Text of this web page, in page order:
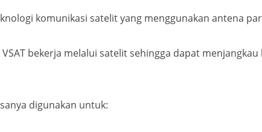
komunikasi satelit yang menggunakan antena
bekerja melalui satelit sehingga dapat
digunakan untuk: